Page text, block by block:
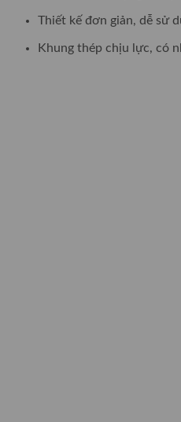
Thiết kế đơn giản, dễ sử
Khung thép chịu lực, có